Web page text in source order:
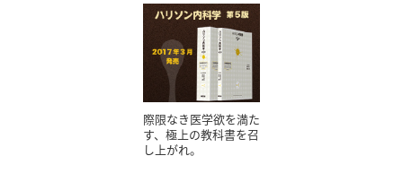
際限なき医学欲を満た
す、極上の教科書を召
し上がれ。